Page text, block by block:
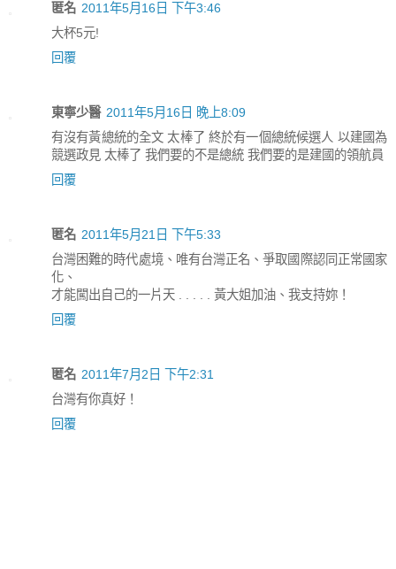
匿名 2011年5月16日 下午3:46
大杯5元!
回覆
東寧少醫 2011年5月16日 晚上8:09
有沒有黃總統的全文 太棒了 終於有一個總統候選人 以建國為
競選政見 太棒了 我們要的不是總統 我們要的是建國的領航員
回覆
匿名 2011年5月21日 下午5:33
台灣困難的時代處境、唯有台灣正名、爭取國際認同正常國家
化、
才能闖出自己的一片天 . . . . . 黃大姐加油、我支持妳！
回覆
匿名 2011年7月2日 下午2:31
台灣有你真好！
回覆